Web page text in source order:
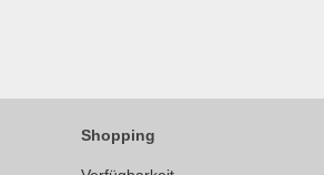
Shopping